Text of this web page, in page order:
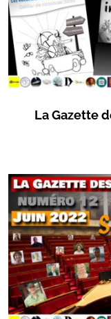
La Gazette